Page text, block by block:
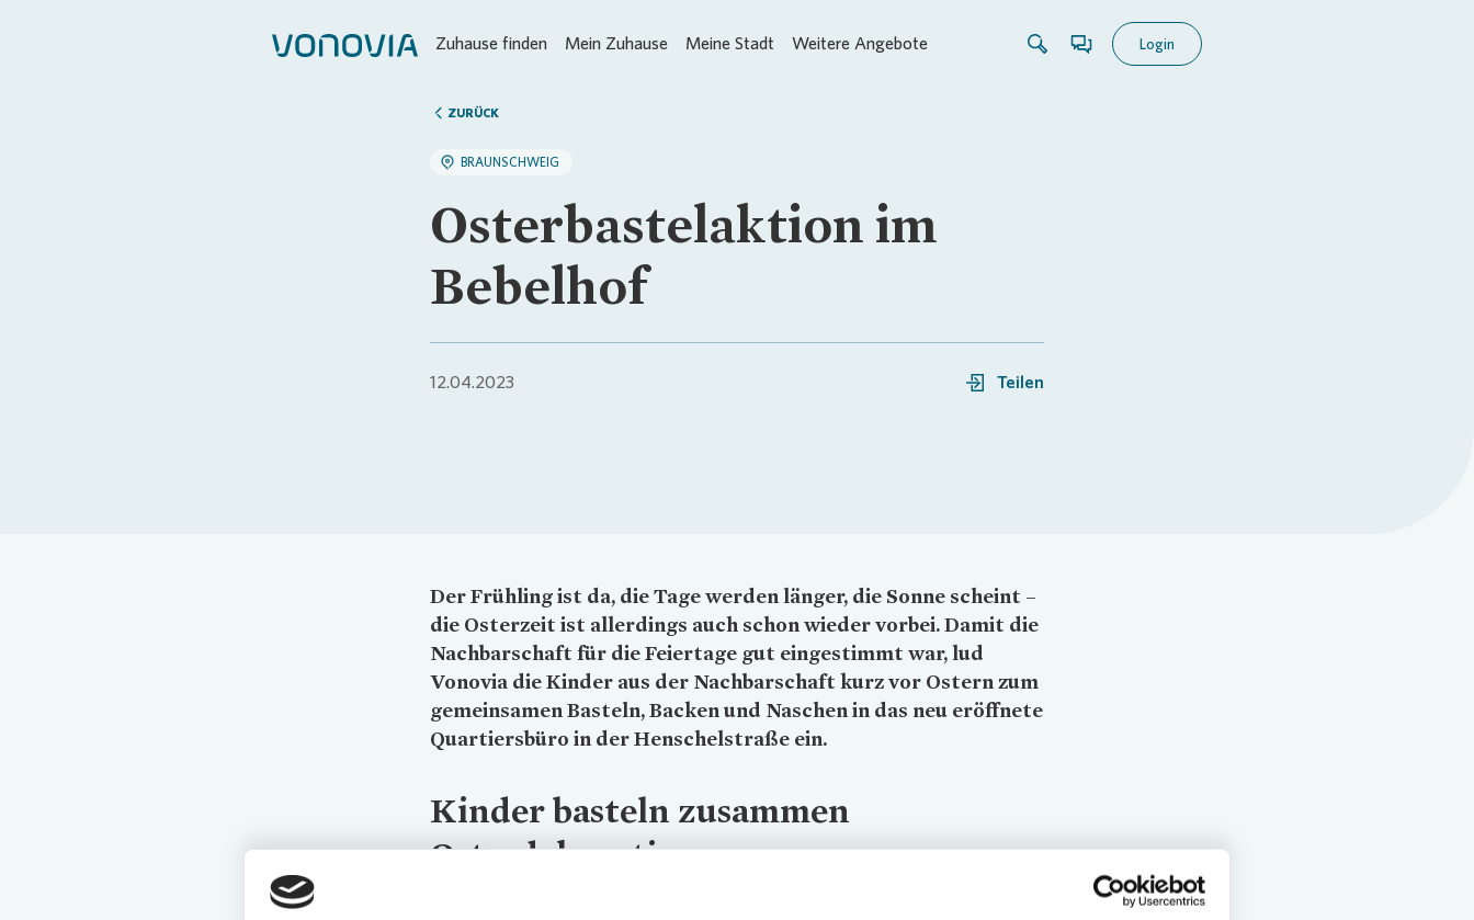
Zuhause finden Mein Zuhause Meine Stadt Weitere Angebote Login
ZURÜCK
BRAUNSCHWEIG
Osterbastelaktion im
Bebelhof
12.04.2023 Teilen
Der Frühling ist da, die Tage werden länger, die Sonne scheint –
die Osterzeit ist allerdings auch schon wieder vorbei. Damit die
Nachbarschaft für die Feiertage gut eingestimmt war, lud
Vonovia die Kinder aus der Nachbarschaft kurz vor Ostern zum
gemeinsamen Basteln, Backen und Naschen in das neu eröffnete
Quartiersbüro in der Henschelstraße ein.
Kinder basteln zusammen
Osterdekoration